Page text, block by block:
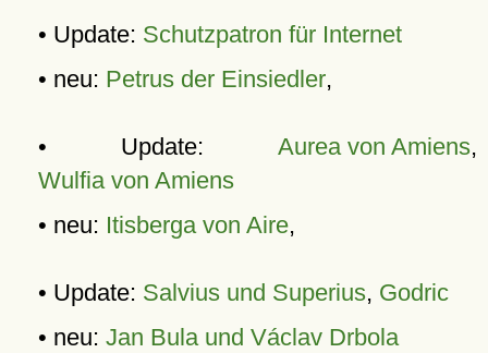
• Update: Schutzpatron für Internet
• neu: Petrus der Einsiedler,
• Update: Aurea von Amiens,
Wulfia von Amiens
• neu: Itisberga von Aire,
• Update: Salvius und Superius, Godric
• neu: Jan Bula und Václav Drbola